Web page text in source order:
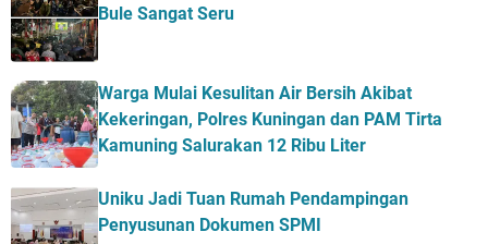
Bule Sangat Seru
Warga Mulai Kesulitan Air Bersih Akibat
Kekeringan, Polres Kuningan dan PAM Tirta
Kamuning Salurakan 12 Ribu Liter
Uniku Jadi Tuan Rumah Pendampingan
Penyusunan Dokumen SPMI